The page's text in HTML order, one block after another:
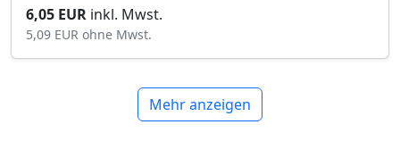
6,05 EUR inkl. Mwst.
5,09 EUR ohne Mwst.
Mehr anzeigen